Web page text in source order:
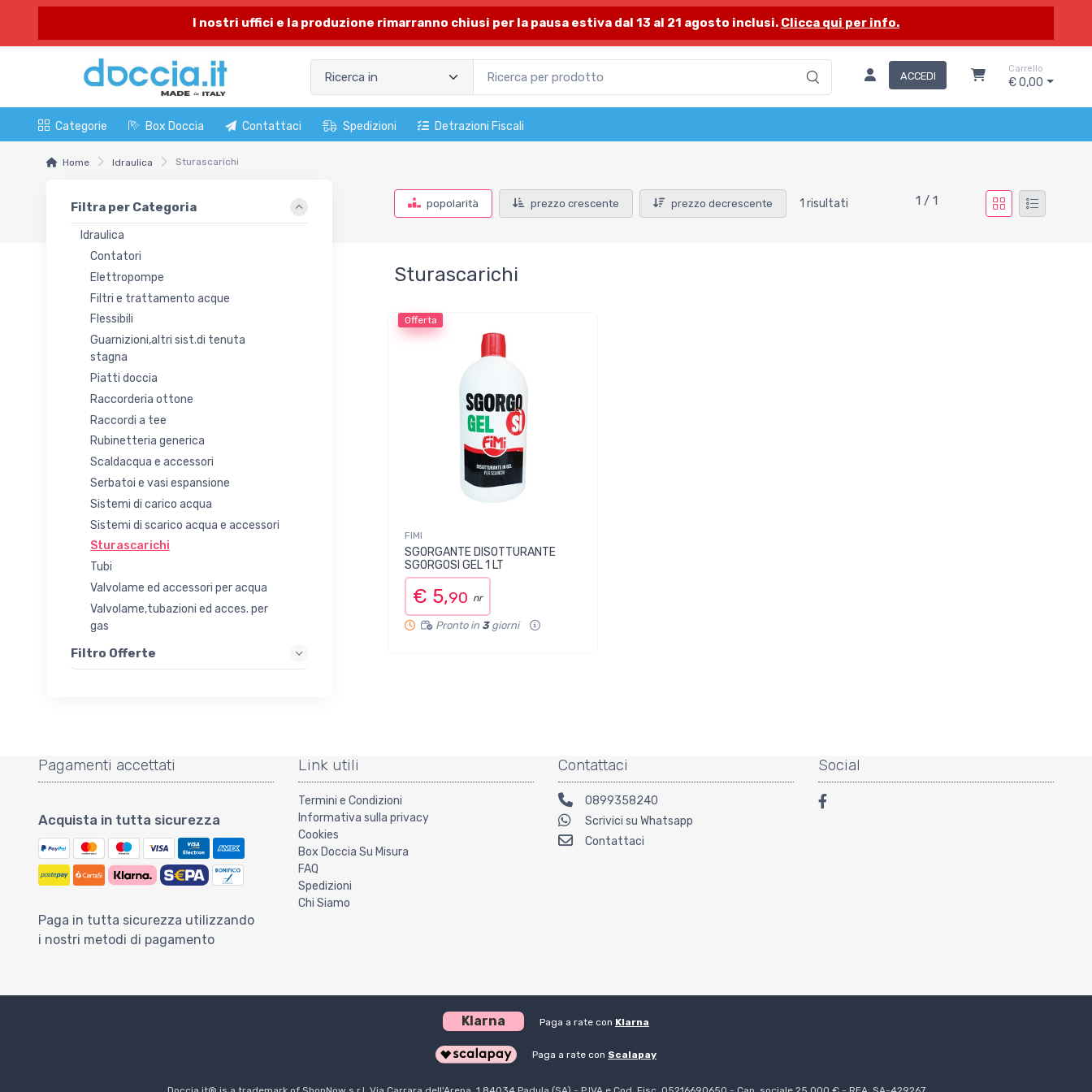
I nostri uffici e la produzione rimarranno chiusi per la pausa estiva dal 13 al 21 agosto inclusi. Clicca qui per info.
ACCEDI
Carrello
€ 0,00
Categorie Box Doccia Contattaci Spedizioni Detrazioni Fiscali
Home Idraulica Sturascarichi
Filtra per Categoria
Idraulica
Contatori
Elettropompe
Filtri e trattamento acque
Flessibili
Guarnizioni,altri sist.di tenuta
stagna
Piatti doccia
Raccorderia ottone
Raccordi a tee
Rubinetteria generica
Scaldacqua e accessori
Serbatoi e vasi espansione
Sistemi di carico acqua
Sistemi di scarico acqua e accessori
Sturascarichi
Tubi
Valvolame ed accessori per acqua
Valvolame,tubazioni ed acces. per
gas
Filtro Offerte
popolarità prezzo crescente prezzo decrescente 1 risultati 1 / 1
Sturascarichi
Offerta
FIMI
SGORGANTE DISOTTURANTE
SGORGOSI GEL 1 LT
€ 5,90 nr
Pronto in 3giorni
Pagamenti accettati
Acquista in tutta sicurezza
Paga in tutta sicurezza utilizzando
i nostri metodi di pagamento
Link utili
Termini e Condizioni
Informativa sulla privacy
Cookies
Box Doccia Su Misura
FAQ
Spedizioni
Chi Siamo
Contattaci
0899358240
Scrivici su Whatsapp
Contattaci
Social
Klarna Paga a rate con Klarna
Paga a rate con Scalapay